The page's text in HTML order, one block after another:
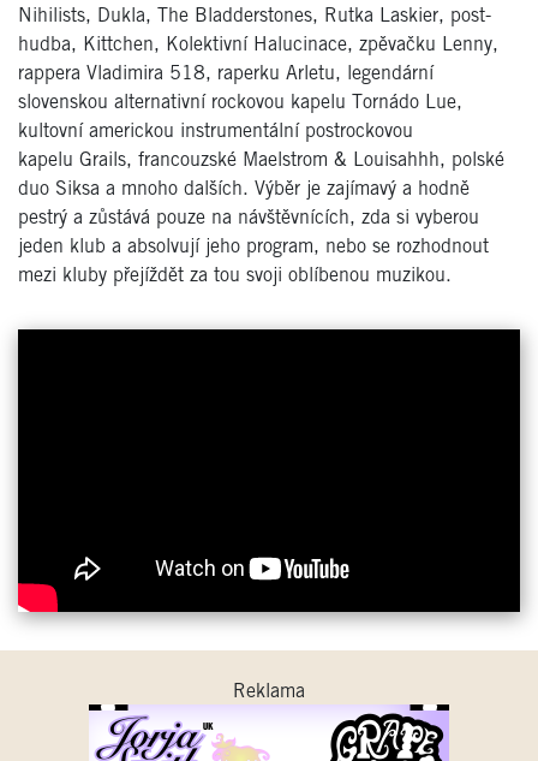
Nihilists, Dukla, The Bladderstones, Rutka Laskier, post-
hudba, Kittchen, Kolektivní Halucinace, zpěvačku Lenny,
rappera Vladimira 518, raperku Arletu, legendární
slovenskou alternativní rockovou kapelu Tornádo Lue,
kultovní americkou instrumentální postrockovou
kapelu Grails, francouzské Maelstrom & Louisahhh, polské
duo Siksa a mnoho dalších. Výběr je zajímavý a hodně
pestrý a zůstává pouze na návštěvnících, zda si vyberou
jeden klub a absolvují jeho program, nebo se rozhodnout
mezi kluby přejíždět za tou svoji oblíbenou muzikou.
Reklama